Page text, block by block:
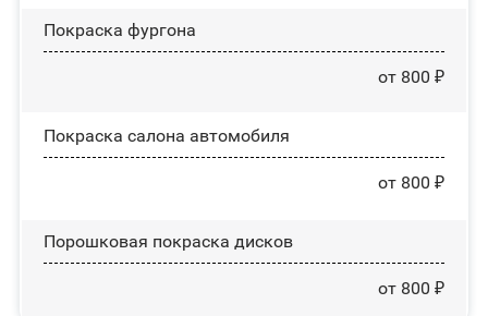
Покраска фургона
от 800 ₽
Покраска салона автомобиля
от 800 ₽
Порошковая покраска дисков
от 800 ₽